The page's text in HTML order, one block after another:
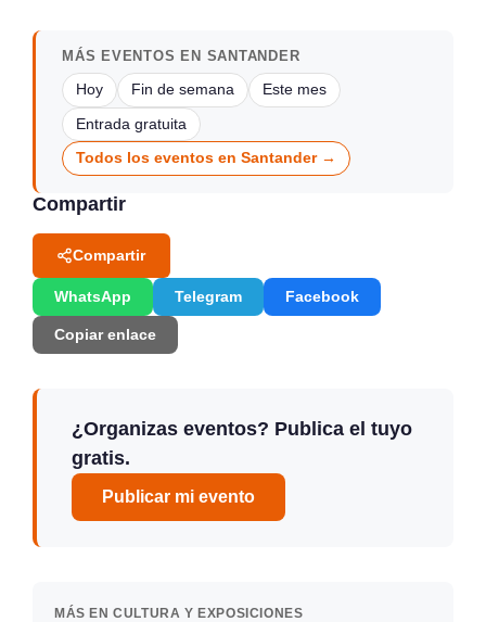
MÁS EVENTOS EN SANTANDER
Hoy Fin de semana Este mes
Entrada gratuita
Todos los eventos en Santander →
Compartir
Compartir
WhatsApp Telegram Facebook
Copiar enlace
¿Organizas eventos? Publica el tuyo
gratis.
Publicar mi evento
MÁS EN CULTURA Y EXPOSICIONES